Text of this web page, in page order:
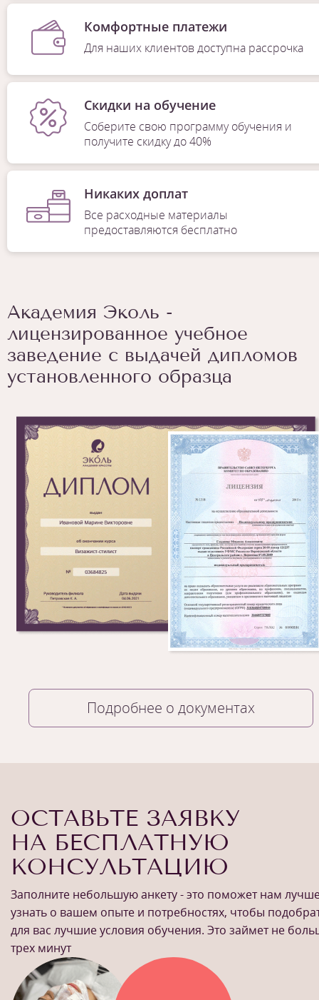
Комфортные платежи
Для наших клиентов доступна рассрочка
Скидки на обучение
Соберите свою программу обучения и
получите скидку до 40%
Никаких доплат
Все расходные материалы
предоставляются бесплатно
Академия Эколь -
лицензированное учебное
заведение с выдачей дипломов
установленного образца
Подробнее о документах
ОСТАВЬТЕ ЗАЯВКУ
НА БЕСПЛАТНУЮ
КОНСУЛЬТАЦИЮ
Заполните небольшую анкету - это поможет нам
узнать о вашем опыте и потребностях, чтобы
для вас лучшие условия обучения. Это займет не
трех минут